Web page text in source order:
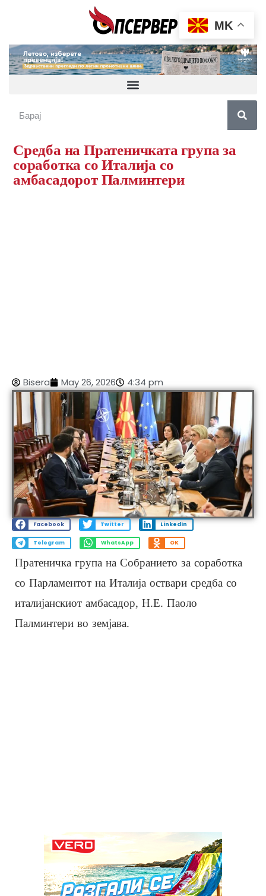
Средба на Пратеничката група за
соработка со Италија со
амбасадорот Палминтери
Bisera May 26, 2026 4:34 pm
Facebook Twitter LinkedIn
Telegram WhatsApp OK
Пратеничка група на Собранието за соработка
со Парламентот на Италија оствари средба со
италијанскиот амбасадор, Н.Е. Паоло
Палминтери во земјава.
MK